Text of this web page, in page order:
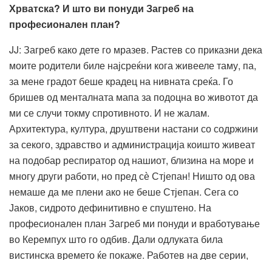
Хрватска? И што ви понуди Загреб на
професионален план?
JJ: Загреб како дете го мразев. Растев со приказни дека
моите родители биле најсреќни кога живееле таму, па,
за мене градот беше крадец на нивната среќа. Го
бришев од менталната мапа за подоцна во животот да
ми се случи токму спротивното. И не жалам.
Архитектура, култура, друштвени настани со содржини
за секого, здравство и администрација коишто живеат
на подобар респиратор од нашиот, близина на море и
многу други работи, но пред сѐ Стјепан! Ништо од ова
немаше да ме плени ако не беше Стјепан. Сега со
Јаков, сидрото дефинитивно е спуштено. На
професионален план Загреб ми понуди и вработување
во Керемпух што го одбив. Дали одлуката била
вистинска времето ќе покаже. Работев на две серии,